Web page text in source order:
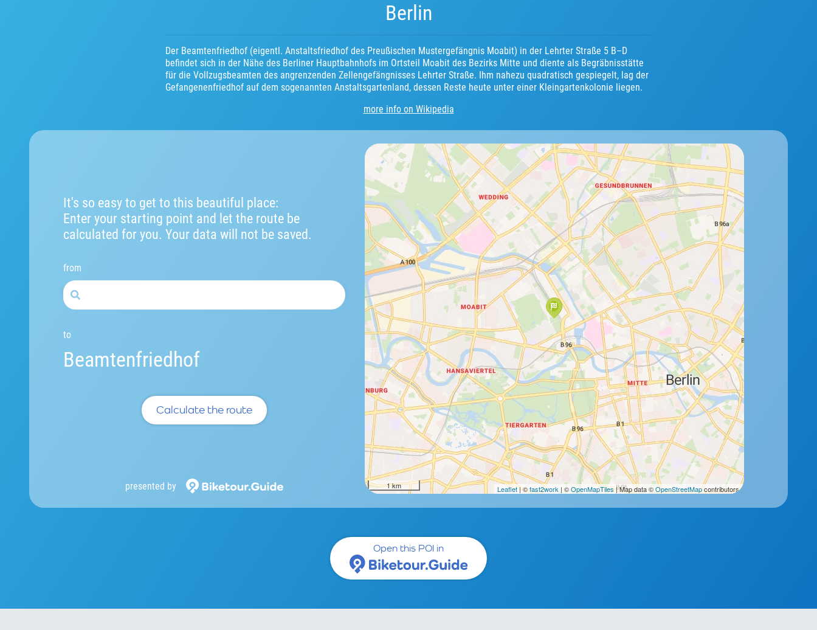
Berlin
Der Beamtenfriedhof (eigentl. Anstaltsfriedhof des Preußischen Mustergefängnis Moabit) in der Lehrter Straße 5 B–D
befindet sich in der Nähe des Berliner Hauptbahnhofs im Ortsteil Moabit des Bezirks Mitte und diente als Begräbnisstätte
für die Vollzugsbeamten des angrenzenden Zellengefängnisses Lehrter Straße. Ihm nahezu quadratisch gespiegelt, lag der
Gefangenenfriedhof auf dem sogenannten Anstaltsgartenland, dessen Reste heute unter einer Kleingartenkolonie liegen.
more info on Wikipedia
It's so easy to get to this beautiful place:
Enter your starting point and let the route be
calculated for you. Your data will not be saved.
from
to
Beamtenfriedhof
Calculate the route
presented by 1 km Leaflet| ©fast2work | ©OpenMapTiles | Map data ©OpenStreetMapcontributors.
Open this POI in